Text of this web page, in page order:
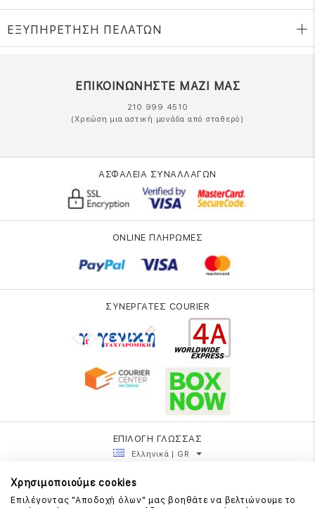
ΕΞΥΠΗΡΕΤΗΣΗ ΠΕΛΑΤΩΝ
ΕΠΙΚΟΙΝΩΝΗΣΤΕ ΜΑΖΙ ΜΑΣ
210 999 4510
(Χρεώση μια αστική μονάδα από σταθερό)
ΑΣΦΑΛΕΙΑ ΣΥΝΑΛΛΑΓΩΝ
ONLINE ΠΛΗΡΩΜΕΣ
ΣΥΝΕΡΓΑΤΕΣ COURIER
ΕΠΙΛΟΓΗ ΓΛΩΣΣΑΣ
Ελληνικά | GR
Χρησιμοποιούμε cookies
Επιλέγοντας "Αποδοχή όλων" μας βοηθάτε να βελτιώνουμε το